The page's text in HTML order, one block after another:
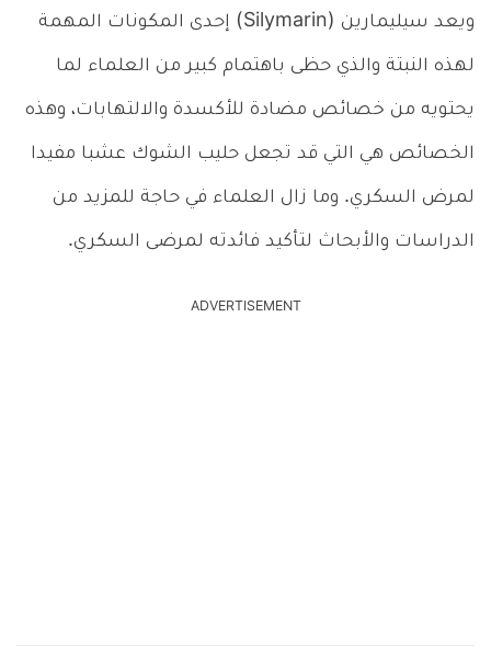
ويعد سيليمارين (Silymarin) إحدى المكونات المهمة
لهذه النبتة والذي حظى باهتمام كبير من العلماء لما
يحتويه من خصائص مضادة للأكسدة والالتهابات، وهذه
الخصائص هي التي قد تجعل حليب الشوك عشبا مفيدا
لمرض السكري. وما زال العلماء في حاجة للمزيد من
الدراسات والأبحاث لتأكيد فائدته لمرضى السكري.
ADVERTISEMENT